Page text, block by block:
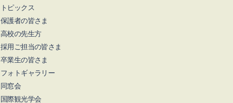
トピックス
保護者の皆さま
高校の先生方
採用ご担当の皆さま
卒業生の皆さま
フォトギャラリー
同窓会
国際観光学会